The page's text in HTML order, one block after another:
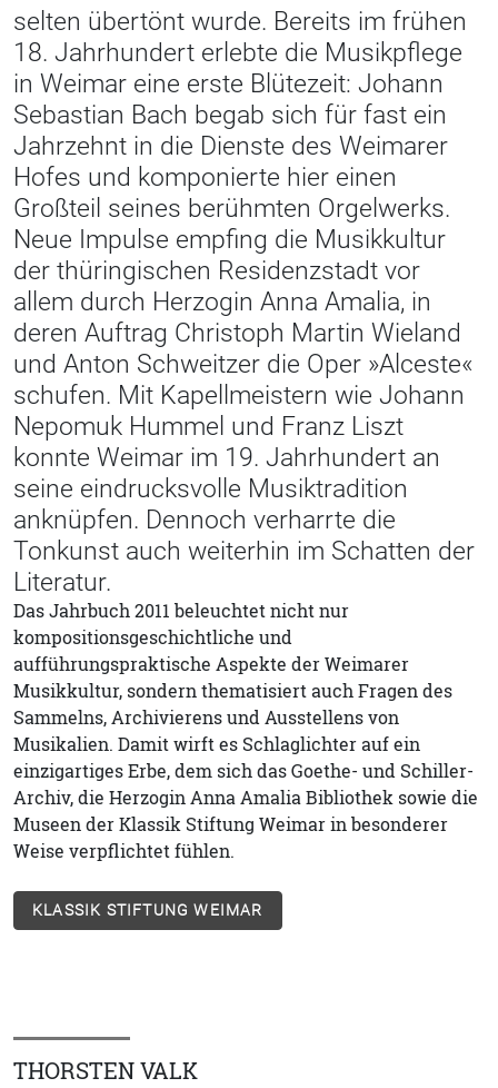
selten übertönt wurde. Bereits im frühen
18. Jahrhundert erlebte die Musikpflege
in Weimar eine erste Blütezeit: Johann
Sebastian Bach begab sich für fast ein
Jahrzehnt in die Dienste des Weimarer
Hofes und komponierte hier einen
Großteil seines berühmten Orgelwerks.
Neue Impulse empfing die Musikkultur
der thüringischen Residenzstadt vor
allem durch Herzogin Anna Amalia, in
deren Auftrag Christoph Martin Wieland
und Anton Schweitzer die Oper »Alceste«
schufen. Mit Kapellmeistern wie Johann
Nepomuk Hummel und Franz Liszt
konnte Weimar im 19. Jahrhundert an
seine eindrucksvolle Musiktradition
anknüpfen. Dennoch verharrte die
Tonkunst auch weiterhin im Schatten der
Literatur.
Das Jahrbuch 2011 beleuchtet nicht nur
kompositionsgeschichtliche und
aufführungspraktische Aspekte der Weimarer
Musikkultur, sondern thematisiert auch Fragen des
Sammelns, Archivierens und Ausstellens von
Musikalien. Damit wirft es Schlaglichter auf ein
einzigartiges Erbe, dem sich das Goethe- und Schiller-
Archiv, die Herzogin Anna Amalia Bibliothek sowie die
Museen der Klassik Stiftung Weimar in besonderer
Weise verpflichtet fühlen.
KLASSIK STIFTUNG WEIMAR
THORSTEN VALK